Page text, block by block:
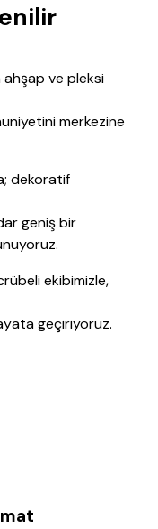
ahşap ve pleksi
merkezine
dekoratif
geniş bir
ekibimizle,
geçiriyoruz.